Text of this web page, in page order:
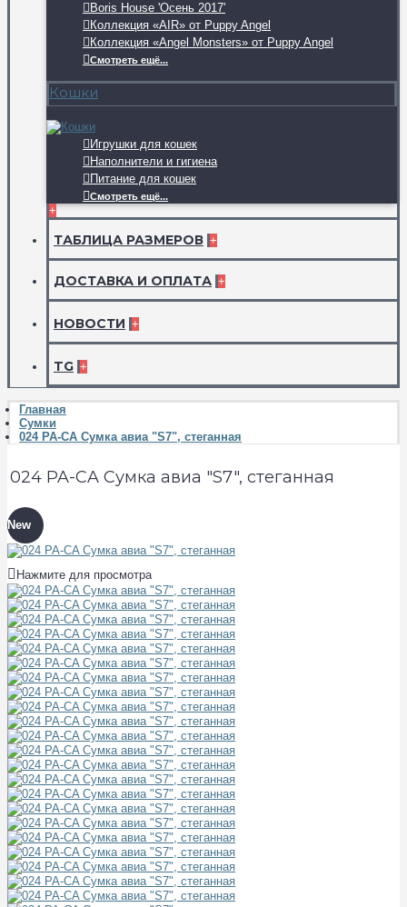
Boris House 'Осень 2017'
Коллекция «AIR» от Puppy Angel
Коллекция «Angel Monsters» от Puppy Angel
Смотреть ещё...
Кошки
Игрушки для кошек
Наполнители и гигиена
Питание для кошек
Смотреть ещё...
+
ТАБЛИЦА РАЗМЕРОВ +
ДОСТАВКА И ОПЛАТА +
НОВОСТИ +
TG +
Главная
Сумки
024 PA-CA Сумка авиа "S7", стеганная
024 PA-CA Сумка авиа "S7", стеганная
New
Нажмите для просмотра